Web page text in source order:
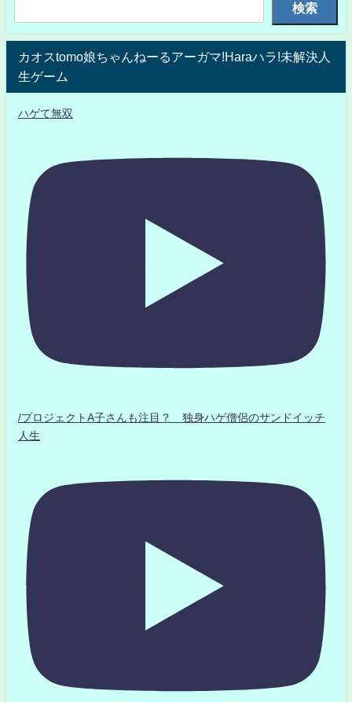
検索
カオスtomo娘ちゃんねーるアーガマ!Haraハラ!未解決人
生ゲーム
ハゲて無双
/プロジェクトA子さんも注目？ 独身ハゲ僧侶のサンドイッチ
人生